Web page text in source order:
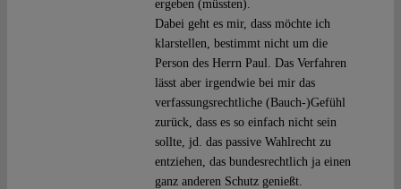
ergeben (müssten).
Dabei geht es mir, dass möchte ich
klarstellen, bestimmt nicht um die
Person des Herrn Paul. Das Verfahren
lässt aber irgendwie bei mir das
verfassungsrechtliche (Bauch-)Gefühl
zurück, dass es so einfach nicht sein
sollte, jd. das passive Wahlrecht zu
entziehen, das bundesrechtlich ja einen
ganz anderen Schutz genießt.